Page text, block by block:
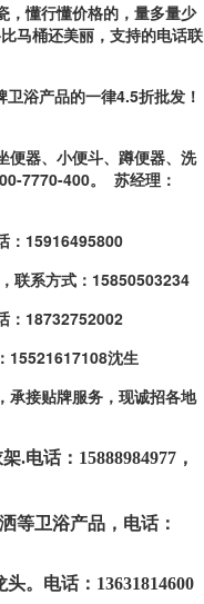
，懂行懂价格的，量多量少
马桶还美丽，支持的电话联
卫浴产品的一律4.5折批发！
便器、小便斗、蹲便器、洗
7770-400。 苏经理 ：
：15916495800
联系方式：15850503234
：18732752002
15521617108沈生
承接贴牌服务，现诚招各地
.电话：15888984977，
等卫浴产品，电话：
。电话：13631814600